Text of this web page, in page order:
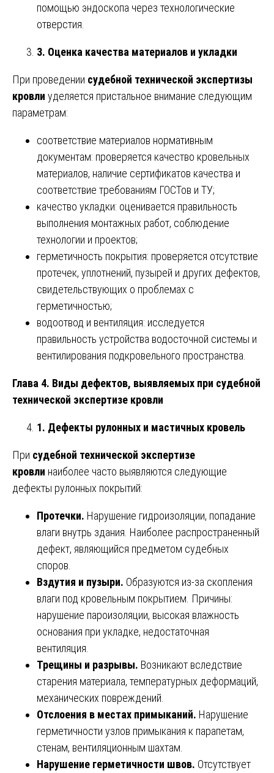
помощью эндоскопа через технологические
отверстия.
3. Оценка качества материалов и укладки
При проведении судебной технической экспертизы
кровли уделяется пристальное внимание следующим
параметрам:
соответствие материалов нормативным
документам: проверяется качество кровельных
материалов, наличие сертификатов качества и
соответствие требованиям ГОСТов и ТУ;
качество укладки: оценивается правильность
выполнения монтажных работ, соблюдение
технологии и проектов;
герметичность покрытия: проверяется отсутствие
протечек, уплотнений, пузырей и других дефектов,
свидетельствующих о проблемах с
герметичностью;
водоотвод и вентиляция: исследуется
правильность устройства водосточной системы и
вентилирования подкровельного пространства.
Глава 4. Виды дефектов, выявляемых при судебной
технической экспертизе кровли
1. Дефекты рулонных и мастичных кровель
При судебной технической экспертизе
кровли наиболее часто выявляются следующие
дефекты рулонных покрытий:
Протечки. Нарушение гидроизоляции, попадание
влаги внутрь здания. Наиболее распространенный
дефект, являющийся предметом судебных
споров.
Вздутия и пузыри. Образуются из-за скопления
влаги под кровельным покрытием. Причины:
нарушение пароизоляции, высокая влажность
основания при укладке, недостаточная
вентиляция.
Трещины и разрывы. Возникают вследствие
старения материала, температурных деформаций,
механических повреждений.
Отслоения в местах примыканий. Нарушение
герметичности узлов примыкания к парапетам,
стенам, вентиляционным шахтам.
Нарушение герметичности швов. Отсутствует